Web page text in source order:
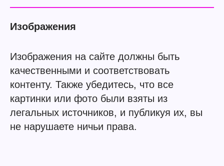
Изображения
Изображения на сайте должны быть
качественными и соответствовать
контенту. Также убедитесь, что все
картинки или фото были взяты из
легальных источников, и публикуя их, вы
не нарушаете ничьи права.